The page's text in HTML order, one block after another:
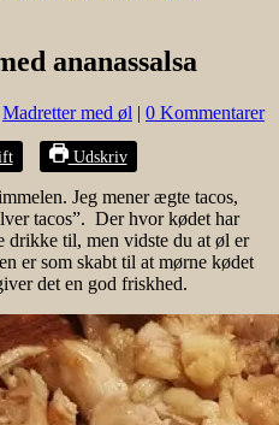
ananassalsa
Madretter med øl | 0 Kommentarer
Udskriv
Jeg mener ægte tacos,
tacos”. Der hvor kødet har
til, men vidste du at øl er
er som skabt til at mørne kødet
det en god friskhed.